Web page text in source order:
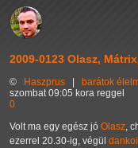
2009-0123 Olasz,
© Haszprus barátok
szombat 09:05 kora reggel
0
Volt ma egy egész jó Olasz,
ezerrel 20.30-ig, végül